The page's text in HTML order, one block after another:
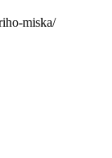
miska/